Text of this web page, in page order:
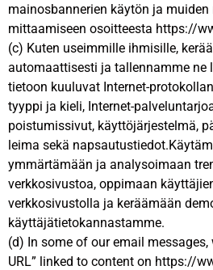
mainosbannerien käytön ja muiden
mittaamiseen osoitteesta https://
(c) Kuten useimmille ihmisille,
automaattisesti ja tallennamme ne
tietoon kuuluvat Internet-
tyyppi ja kieli, Internet-
poistumissivut, käyttöjärjestelmä,
leima sekä
ymmärtämään ja analysoimaan
verkkosivustoa, oppimaan
verkkosivustolla ja keräämään
käyttäjätietokannastamme.
(d) In some of our email messages,
URL” linked to content on https://